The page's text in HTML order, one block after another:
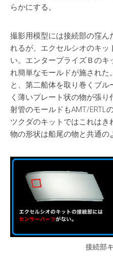
らかにする。
撮影用模型には接続部の窪ん
れるが、エクセルシオのキ
い。エンタープライズＢのキ
れ簡単なモールドが施された
と、第二船体を取り巻くブ
く薄いプレート状の物が張
射管のモールドもAMT/ERTL
ツクダのキットではこれは
物の形状は船尾の物と共通の
接続部